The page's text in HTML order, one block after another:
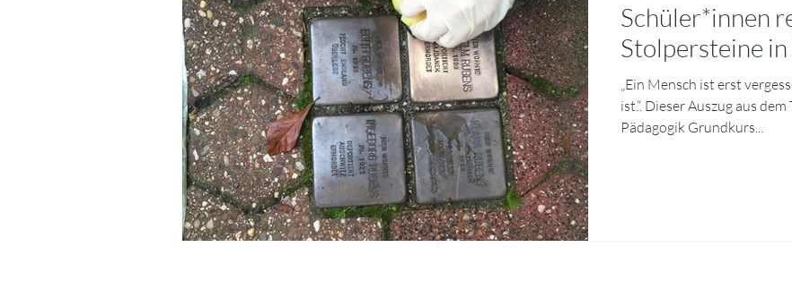
Schüler*innen
Stolpersteine
„Ein Mensch ist erst
ist.“. Dieser Auszug aus
Pädagogik Grundkurs...